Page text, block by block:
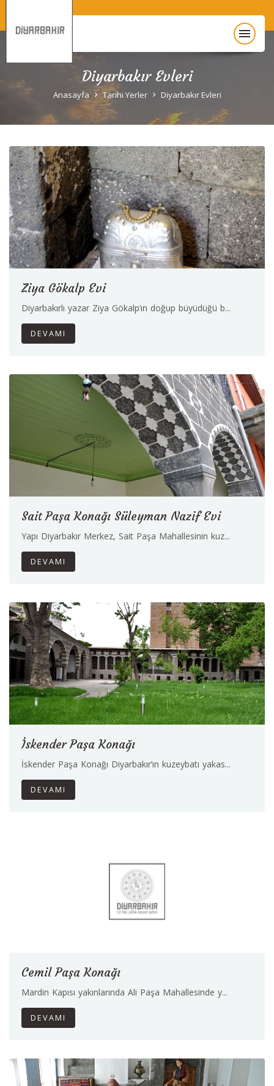
menu
Anasayfa
Diyarbakır Hakkında
Unesco
Diyarbakır Evleri
Anasayfa Tarihi Yerler Diyarbakır Evleri
Ziya Gökalp Evi
Diyarbakırlı yazar Ziya Gökalp’ın doğup büyüdüğü b...
DEVAMI
Sait Paşa Konağı Süleyman Nazif Evi
Yapı Diyarbakır Merkez, Sait Paşa Mahallesinin kuz...
DEVAMI
İskender Paşa Konağı
İskender Paşa Konağı Diyarbakır’ın kuzeybatı yakas...
DEVAMI
Cemil Paşa Konağı
Mardin Kapısı yakınlarında Ali Paşa Mahallesinde y...
DEVAMI